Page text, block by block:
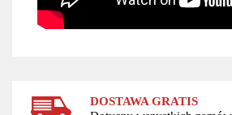
DOSTAWA GRATIS